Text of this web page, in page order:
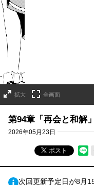
拡大 全画面
第94章「再会と和解
2026年05月23日
ポスト
次回更新予定日が8月